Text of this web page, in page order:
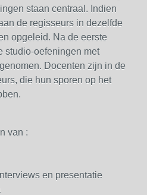
staan centraal. Indien
de regisseurs in dezelfde
opgeleid. Na de eerste
studio-oefeningen met
Docenten zijn in de
die hun sporen op het
van :
en presentatie